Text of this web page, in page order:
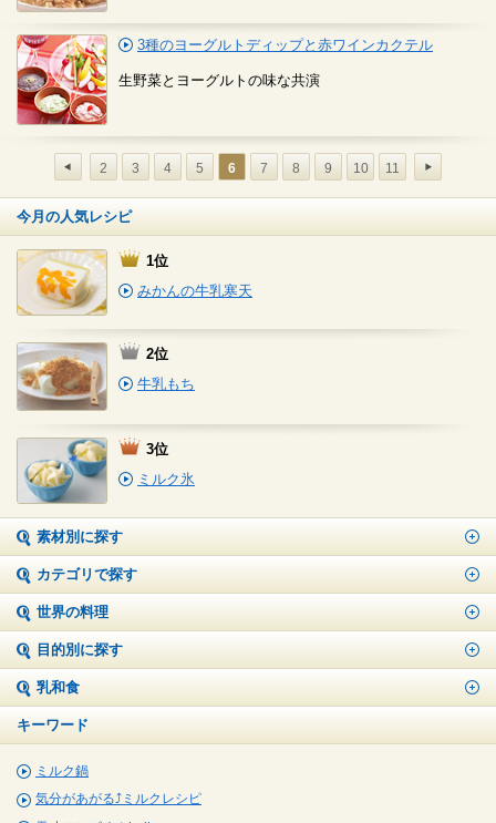
3種のヨーグルトディップと赤ワインカクテル
生野菜とヨーグルトの味な共演
2 3 4 5 6 7 8 9 10 11
今月の人気レシピ
1位
みかんの牛乳寒天
2位
牛乳もち
3位
ミルク氷
素材別に探す
カテゴリで探す
世界の料理
目的別に探す
乳和食
キーワード
ミルク鍋
気分があがる⤴ミルクレシピ